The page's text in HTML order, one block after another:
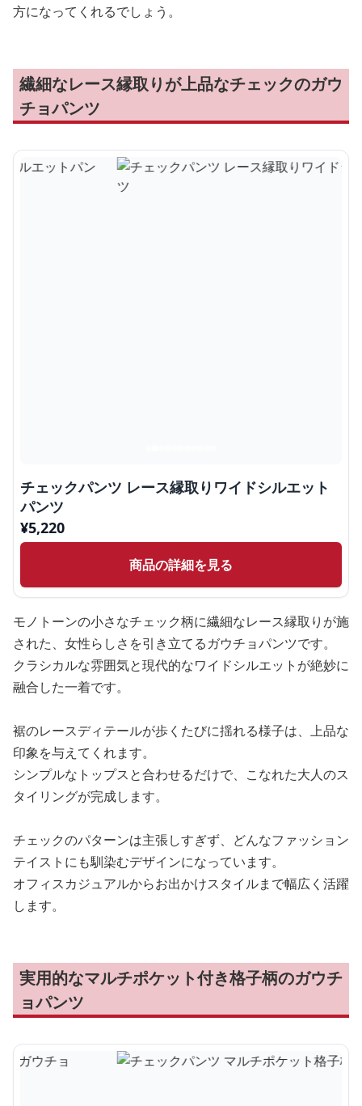
方になってくれるでしょう。
繊細なレース縁取りが上品なチェックのガウ
チョパンツ
チェックパンツ レース縁取りワイドシルエット
パンツ
¥5,220
商品の詳細を見る
モノトーンの小さなチェック柄に繊細なレース縁取りが施
された、女性らしさを引き立てるガウチョパンツです。
クラシカルな雰囲気と現代的なワイドシルエットが絶妙に
融合した一着です。
裾のレースディテールが歩くたびに揺れる様子は、上品な
印象を与えてくれます。
シンプルなトップスと合わせるだけで、こなれた大人のス
タイリングが完成します。
チェックのパターンは主張しすぎず、どんなファッション
テイストにも馴染むデザインになっています。
オフィスカジュアルからお出かけスタイルまで幅広く活躍
します。
実用的なマルチポケット付き格子柄のガウチ
ョパンツ